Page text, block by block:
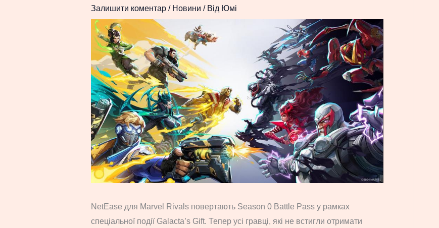
Залишити коментар / Новини / Від Юмі
NetEase для Marvel Rivals повертають Season 0 Battle Pass у рамках
спеціальної події Galacta’s Gift. Тепер усі гравці, які не встигли отримати